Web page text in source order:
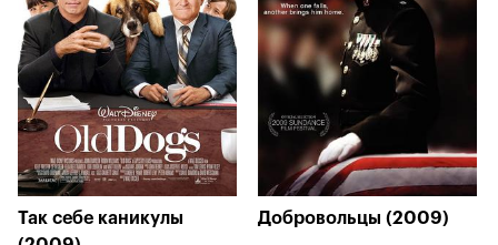
Так себе каникулы
Добровольцы (2009)